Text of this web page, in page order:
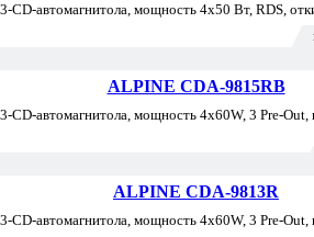
CD-автомагнитола, мощность 4х50 Вт, RDS,
ALPINE CDA-9815RB
CD-автомагнитола, мощность 4x60W, 3 Pre-Out,
ALPINE CDA-9813R
CD-автомагнитола, мощность 4x60W, 3 Pre-Out,